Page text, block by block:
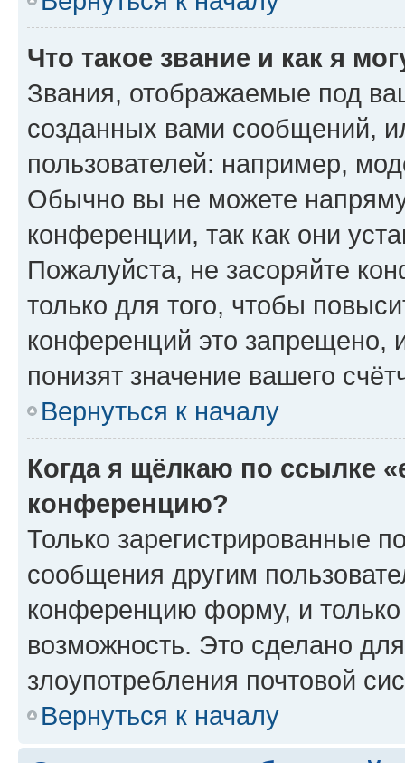
Что такое звание и как я
Звания, отображаемые под
созданных вами сообщений,
пользователей: например,
Обычно вы не можете
конференции, так как они
Пожалуйста, не засоряйте
только для того, чтобы
конференций это запрещено,
понизят значение вашего
Вернуться к началу
Когда я щёлкаю по ссылке
конференцию?
Только зарегистрированные
сообщения другим
конференцию форму, и
возможность. Это сделано
злоупотребления почтовой
Вернуться к началу